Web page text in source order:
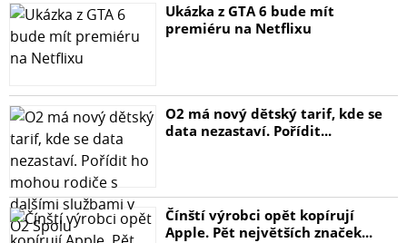
Ukázka z GTA 6 bude mít
premiéru na Netflixu
O2 má nový dětský tarif, kde se
data nezastaví. Pořídit...
Čínští výrobci opět kopírují
Apple. Pět největších značek...